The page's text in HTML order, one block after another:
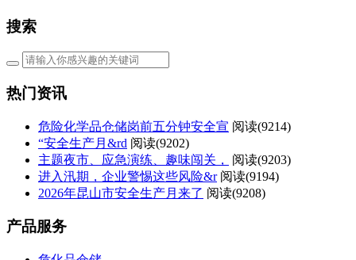
搜索
热门资讯
危险化学品仓储岗前五分钟安全宣 阅读(9214)
“安全生产月&rd 阅读(9202)
主题夜市、应急演练、趣味闯关，
阅读(9203)
进入汛期，企业警惕这些风险&r 阅读(9194)
2026年昆山市安全生产月来了 阅读(9208)
产品服务